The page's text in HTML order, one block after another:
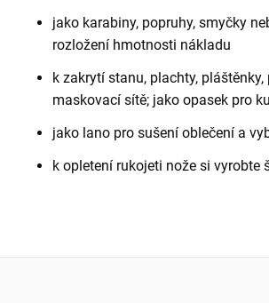
jako karabiny, popruhy, smyčky
rozložení hmotnosti nákladu
k zakrytí stanu, plachty,
maskovací sítě; jako opasek pro
jako lano pro sušení oblečení a
k opletení rukojeti nože si vyrobte